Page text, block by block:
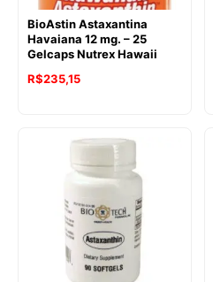
BioAstin Astaxantina
Havaiana 12 mg. – 25
Gelcaps Nutrex Hawaii
O
R$291,33.
R$235,15O
é:
R$235,15.